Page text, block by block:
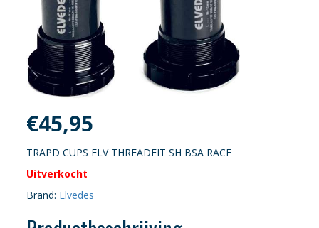
€45,95
TRAPD CUPS ELV THREADFIT SH BSA RACE
Uitverkocht
Brand: Elvedes